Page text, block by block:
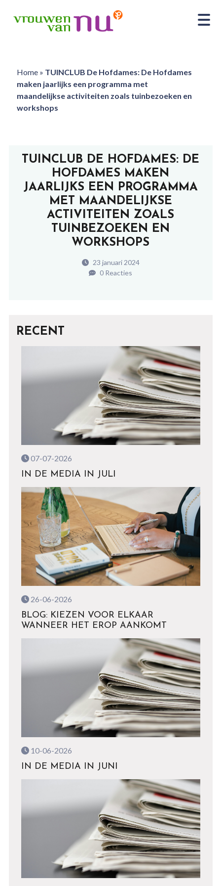
Home» TUINCLUB De Hofdames: De Hofdames
maken jaarlijks een programma met
maandelijkse activiteiten zoals tuinbezoeken en
workshops
TUINCLUB DE HOFDAMES: DE
HOFDAMES MAKEN
JAARLIJKS EEN PROGRAMMA
MET MAANDELIJKSE
ACTIVITEITEN ZOALS
TUINBEZOEKEN EN
WORKSHOPS
23 januari 2024
0 Reacties
RECENT
07-07-2026
IN DE MEDIA IN JULI
26-06-2026
BLOG: KIEZEN VOOR ELKAAR
WANNEER HET EROP AANKOMT
10-06-2026
IN DE MEDIA IN JUNI